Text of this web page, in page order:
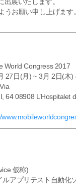
展いたします。
お願い申し上げます。
World Congress 2017
27日(月) ~ 3月 2日(木)
64 08908 L’Hospitalet
仮称)
アプリテスト自動化